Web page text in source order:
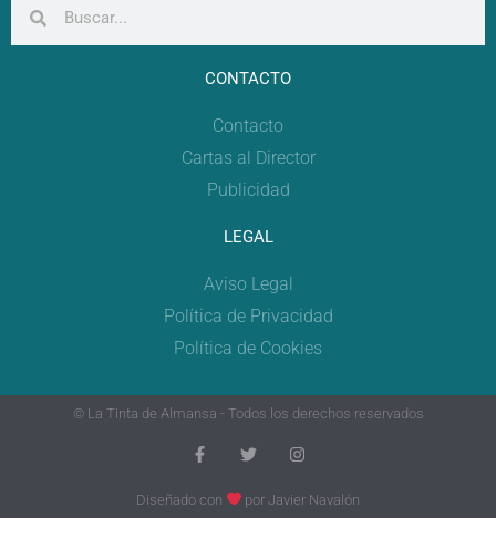
CONTACTO
Contacto
Cartas al Director
Publicidad
LEGAL
Aviso Legal
Política de Privacidad
Política de Cookies
© La Tinta de Almansa - Todos los derechos reservados
Diseñado con porJavier Navalón